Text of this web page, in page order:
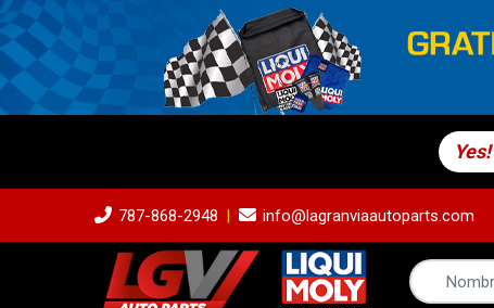
Yes!
787-868-2948 info@lagranviaautoparts.com